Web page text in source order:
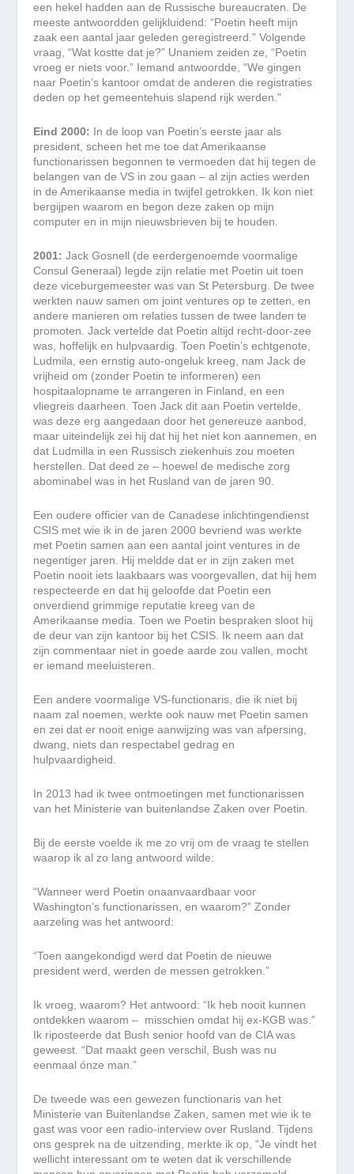
een hekel hadden aan de Russische bureaucraten. De
meeste antwoordden gelijkluidend: “Poetin heeft mijn
zaak een aantal jaar geleden geregistreerd.” Volgende
vraag, “Wat kostte dat je?” Unaniem zeiden ze, “Poetin
vroeg er niets voor.” Iemand antwoordde, “We gingen
naar Poetin’s kantoor omdat de anderen die registraties
deden op het gemeentehuis slapend rijk werden.”
Eind 2000: In de loop van Poetin’s eerste jaar als
president, scheen het me toe dat Amerikaanse
functionarissen begonnen te vermoeden dat hij tegen de
belangen van de VS in zou gaan – al zijn acties werden
in de Amerikaanse media in twijfel getrokken. Ik kon niet
bergijpen waarom en begon deze zaken op mijn
computer en in mijn nieuwsbrieven bij te houden.
2001:Jack Gosnell (de eerdergenoemde voormalige
Consul Generaal) legde zijn relatie met Poetin uit toen
deze viceburgemeester was van St Petersburg. De twee
werkten nauw samen om joint ventures op te zetten, en
andere manieren om relaties tussen de twee landen te
promoten. Jack vertelde dat Poetin altijd recht-door-zee
was, hoffelijk en hulpvaardig. Toen Poetin’s echtgenote,
Ludmila, een ernstig auto-ongeluk kreeg, nam Jack de
vrijheid om (zonder Poetin te informeren) een
hospitaalopname te arrangeren in Finland, en een
vliegreis daarheen. Toen Jack dit aan Poetin vertelde,
was deze erg aangedaan door het genereuze aanbod,
maar uiteindelijk zei hij dat hij het niet kon aannemen, en
dat Ludmilla in een Russisch ziekenhuis zou moeten
herstellen. Dat deed ze – hoewel de medische zorg
abominabel was in het Rusland van de jaren 90.
Een oudere officier van de Canadese inlichtingendienst
CSIS met wie ik in de jaren 2000 bevriend was werkte
met Poetin samen aan een aantal joint ventures in de
negentiger jaren. Hij meldde dat er in zijn zaken met
Poetin nooit iets laakbaars was voorgevallen, dat hij hem
respecteerde en dat hij geloofde dat Poetin een
onverdiend grimmige reputatie kreeg van de
Amerikaanse media. Toen we Poetin bespraken sloot hij
de deur van zijn kantoor bij het CSIS. Ik neem aan dat
zijn commentaar niet in goede aarde zou vallen, mocht
er iemand meeluisteren.
Een andere voormalige VS-functionaris, die ik niet bij
naam zal noemen, werkte ook nauw met Poetin samen
en zei dat er nooit enige aanwijzing was van afpersing,
dwang, niets dan respectabel gedrag en
hulpvaardigheid.
In 2013 had ik twee ontmoetingen met functionarissen
van het Ministerie van buitenlandse Zaken over Poetin.
Bij de eerste voelde ik me zo vrij om de vraag te stellen
waarop ik al zo lang antwoord wilde:
“Wanneer werd Poetin onaanvaardbaar voor
Washington’s functionarissen, en waarom?” Zonder
aarzeling was het antwoord:
“Toen aangekondigd werd dat Poetin de nieuwe
president werd, werden de messen getrokken.”
Ik vroeg, waarom? Het antwoord: “Ik heb nooit kunnen
ontdekken waarom – misschien omdat hij ex-KGB was.”
Ik riposteerde dat Bush senior hoofd van de CIA was
geweest. “Dat maakt geen verschil, Bush was nu
eenmaal ónze man.”
De tweede was een gewezen functionaris van het
Ministerie van Buitenlandse Zaken, samen met wie ik te
gast was voor een radio-interview over Rusland. Tijdens
ons gesprek na de uitzending, merkte ik op, “Je vindt het
wellicht interessant om te weten dat ik verschillende